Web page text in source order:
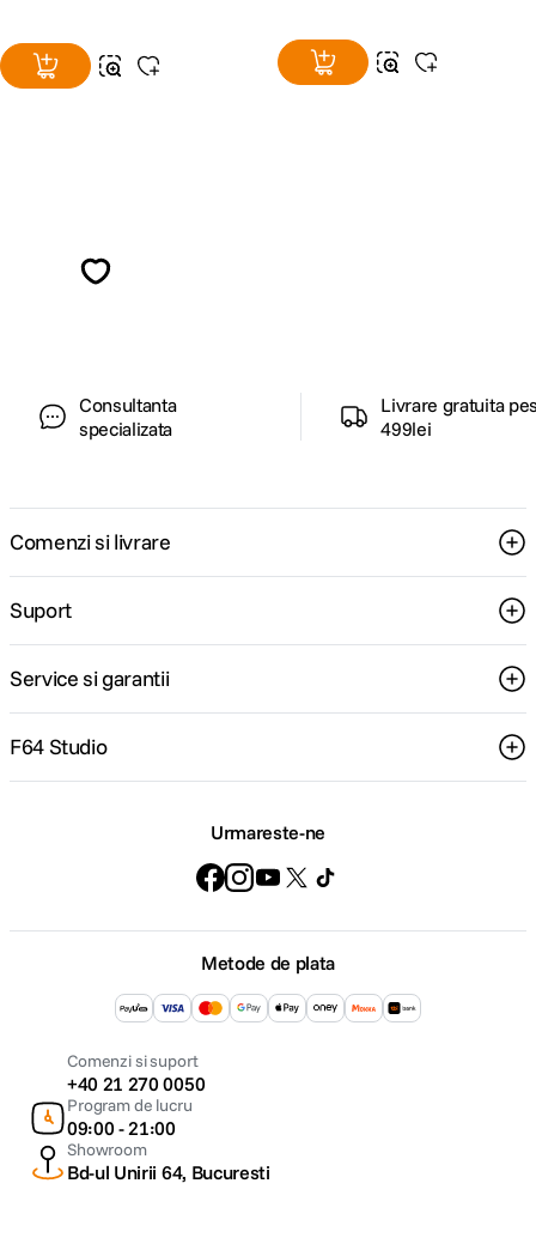
Consultanta
specializata
Livrare gratuita
499lei
Comenzi si livrare
Suport
Service si garantii
F64 Studio
Urmareste-ne
Metode de plata
Comenzi si suport
+40 21 270 0050
Program de lucru
09:00 - 21:00
Showroom
Bd-ul Unirii 64, Bucuresti